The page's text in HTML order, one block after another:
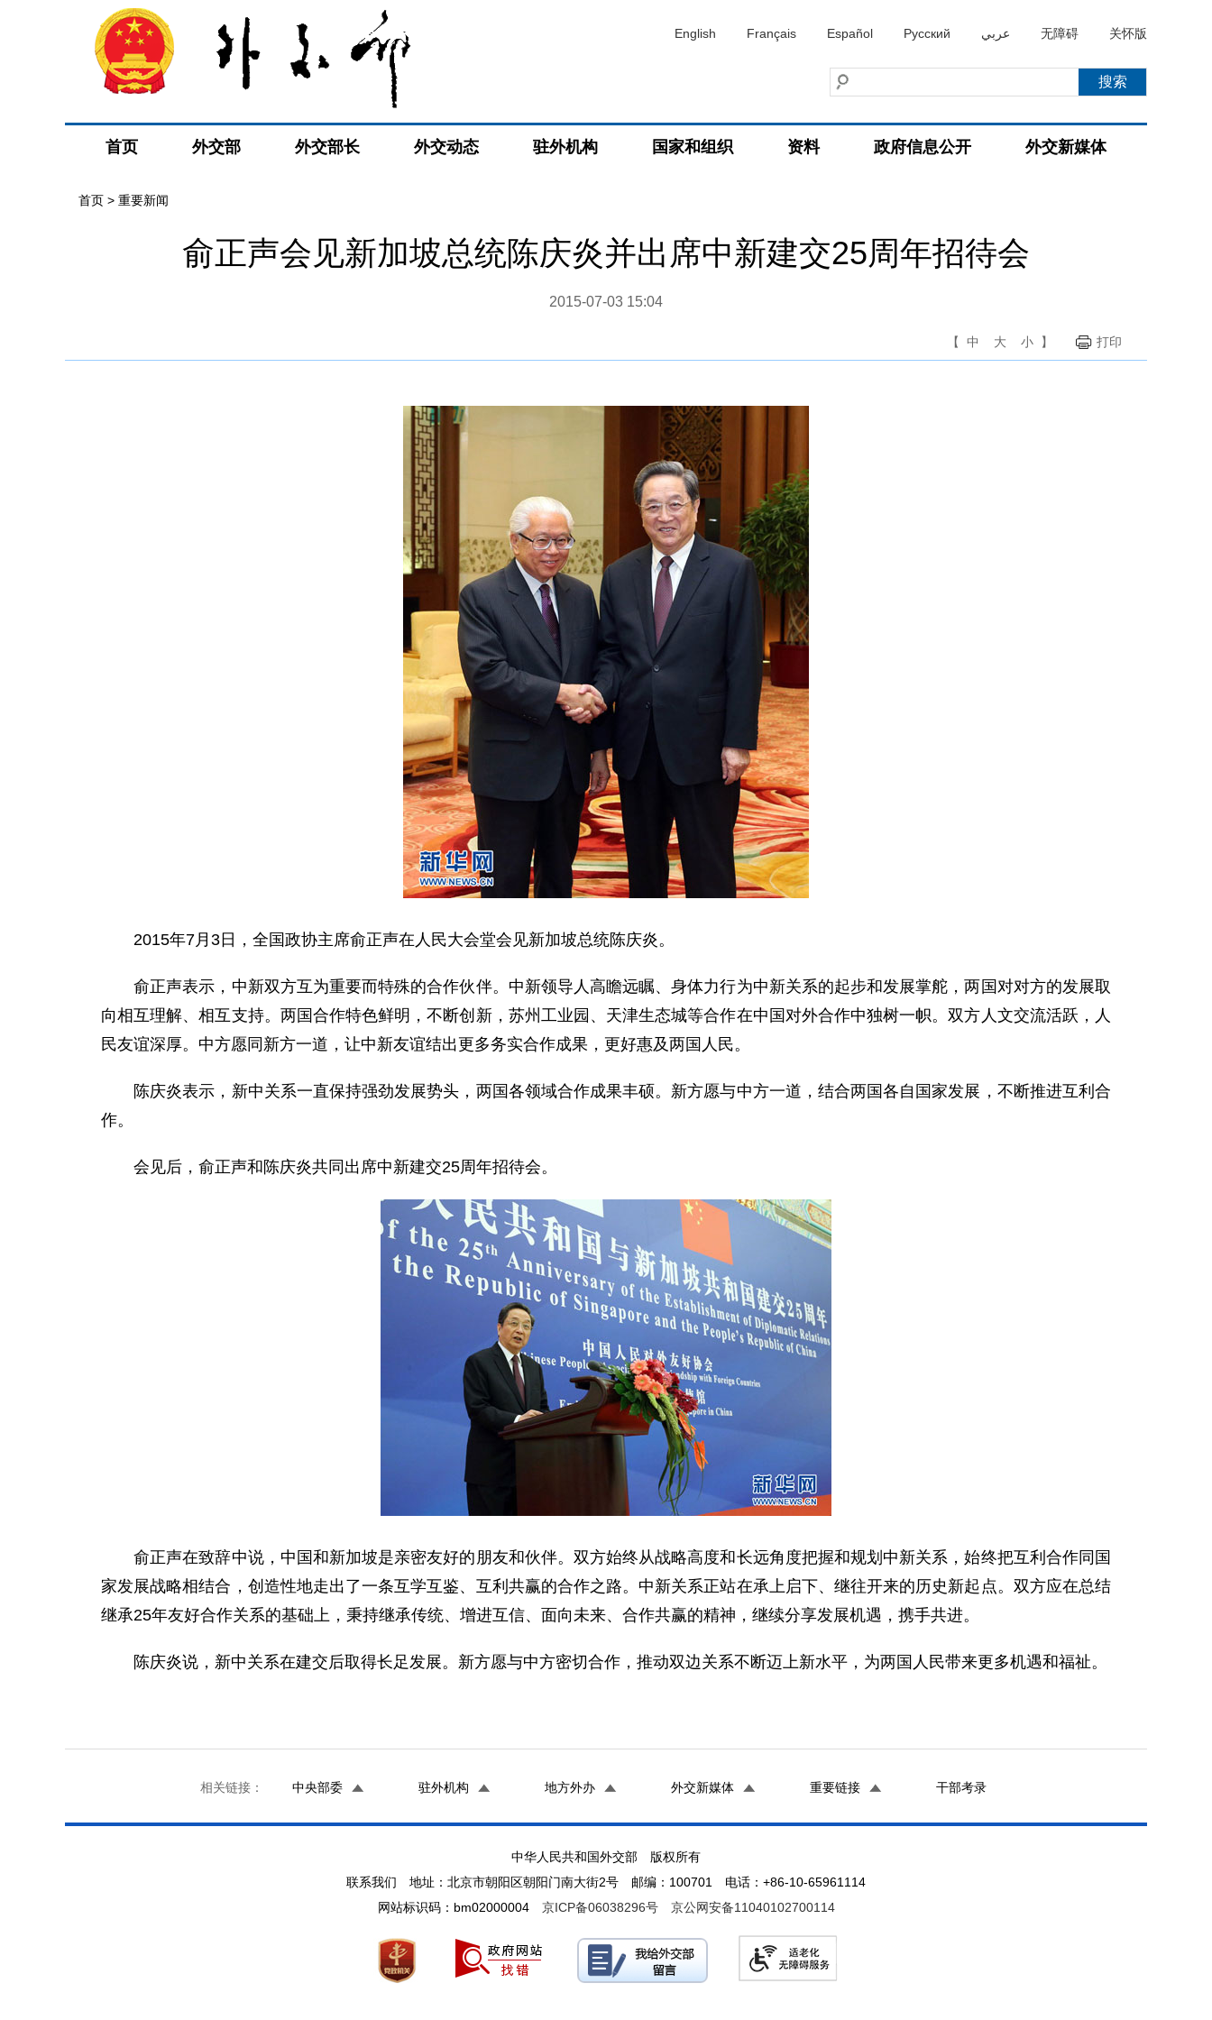
English Français Español Русский عربي 无障碍 关怀版
首页 外交部 外交部长 外交动态 驻外机构 国家和组织 资料 政府信息公开 外交新媒体
首页 > 重要新闻
俞正声会见新加坡总统陈庆炎并出席中新建交25周年招待会
2015-07-03 15:04
【 中 大 小 】 打印
2015年7月3日，全国政协主席俞正声在人民大会堂会见新加坡总统陈庆炎。
俞正声表示，中新双方互为重要而特殊的合作伙伴。中新领导人高瞻远瞩、身体力行为中新关系的起步和发展掌舵，两国对对方的发展取
向相互理解、相互支持。两国合作特色鲜明，不断创新，苏州工业园、天津生态城等合作在中国对外合作中独树一帜。双方人文交流活跃，人
民友谊深厚。中方愿同新方一道，让中新友谊结出更多务实合作成果，更好惠及两国人民。
陈庆炎表示，新中关系一直保持强劲发展势头，两国各领域合作成果丰硕。新方愿与中方一道，结合两国各自国家发展，不断推进互利合
作。
会见后，俞正声和陈庆炎共同出席中新建交25周年招待会。
俞正声在致辞中说，中国和新加坡是亲密友好的朋友和伙伴。双方始终从战略高度和长远角度把握和规划中新关系，始终把互利合作同国
家发展战略相结合，创造性地走出了一条互学互鉴、互利共赢的合作之路。中新关系正站在承上启下、继往开来的历史新起点。双方应在总结
继承25年友好合作关系的基础上，秉持继承传统、增进互信、面向未来、合作共赢的精神，继续分享发展机遇，携手共进。
陈庆炎说，新中关系在建交后取得长足发展。新方愿与中方密切合作，推动双边关系不断迈上新水平，为两国人民带来更多机遇和福祉。
相关链接： 中央部委 驻外机构 地方外办 外交新媒体 重要链接 干部考录
中华人民共和国外交部 版权所有
联系我们 地址：北京市朝阳区朝阳门南大街2号 邮编：100701 电话：+86-10-65961114
网站标识码：bm02000004 京ICP备06038296号 京公网安备11040102700114